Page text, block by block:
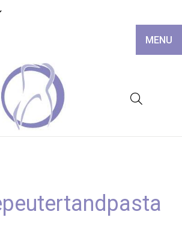
MENU